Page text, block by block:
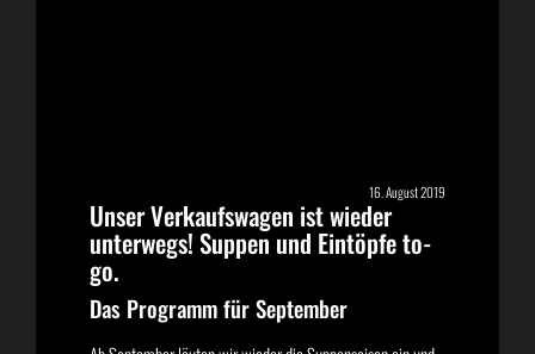
16. August 2019
Unser Verkaufswagen ist wieder
unterwegs! Suppen und Eintöpfe to-
go.
Das Programm für September